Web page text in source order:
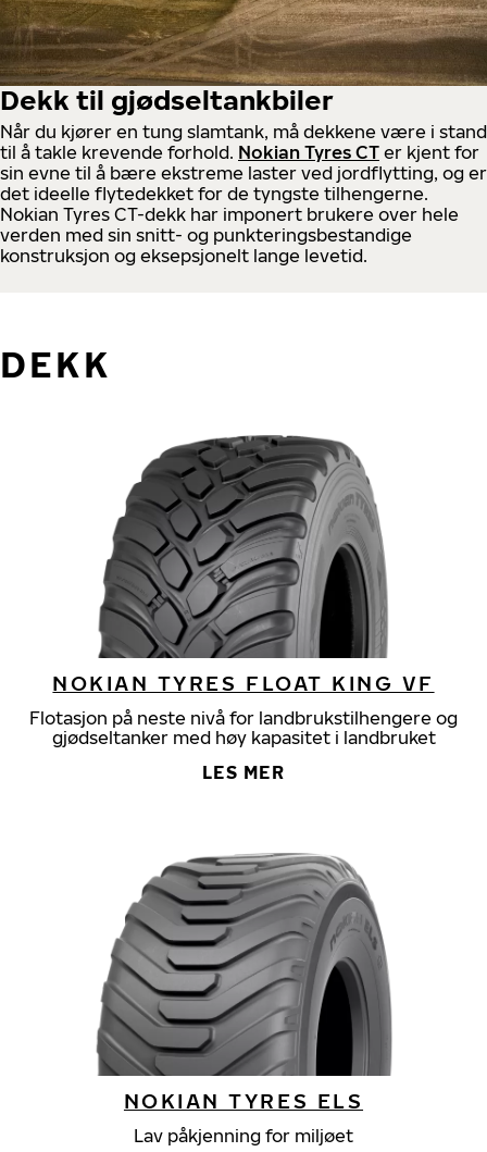
Dekk til gjødsel­tankbiler
Når du kjører en tung slamtank, må dekkene være i stand
til å takle krevende forhold. Nokian Tyres CT er kjent for
sin evne til å bære ekstreme laster ved jordflytting, og er
det ideelle flytedekket for de tyngste tilhengerne.
Nokian Tyres CT-dekk har imponert brukere over hele
verden med sin snitt- og punkteringsbestandige
konstruksjon og eksepsjonelt lange levetid.
DEKK
NOKIAN TYRES FLOAT KING VF
Flotasjon på neste nivå for landbrukstilhengere og
gjødseltanker med høy kapasitet i landbruket
LES MER
NOKIAN TYRES ELS
Lav påkjenning for miljøet